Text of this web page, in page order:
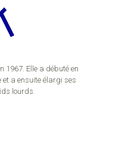
1967. Elle a débuté en
a ensuite élargi ses
lourds